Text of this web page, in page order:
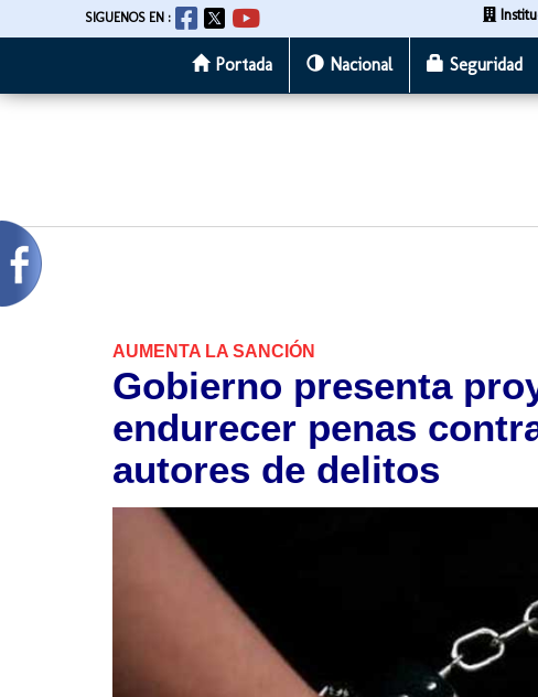
al
SIGUENOS EN :
Portada Nacional Seguridad
AUMENTA LA SANCIÓN
Gobierno presenta
endurecer penas
autores de delitos